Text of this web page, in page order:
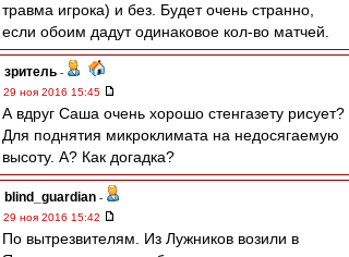
травма игрока) и без. Будет очень странно,
если обоим дадут одинаковое кол-во матчей.
зpитель -
29 ноя 2016 15:45
А вдруг Саша очень хорошо стенгазету рисует?
Для поднятия микроклимата на недосягаемую
высоту. А? Как догадка?
blind_guardian -
29 ноя 2016 15:42
По вытрезвителям. Из Лужников возили в